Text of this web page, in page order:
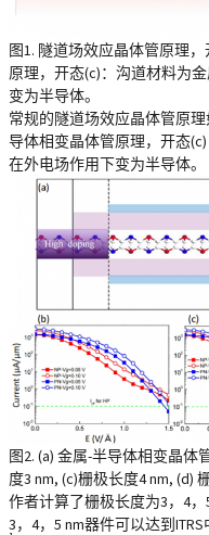
图1. 隧道场效应晶体管原理
原理，开态(c)：沟道材料为
变为半导体。
常规的隧道场效应晶体管原
导体相变晶体管原理，开态
在外电场作用下变为半导体。
图2. (a) 金属-半导体相变晶
度3 nm, (c)栅极长度4 nm, (d)
作者计算了栅极长度为3，4
3，4，5 nm器件可以达到